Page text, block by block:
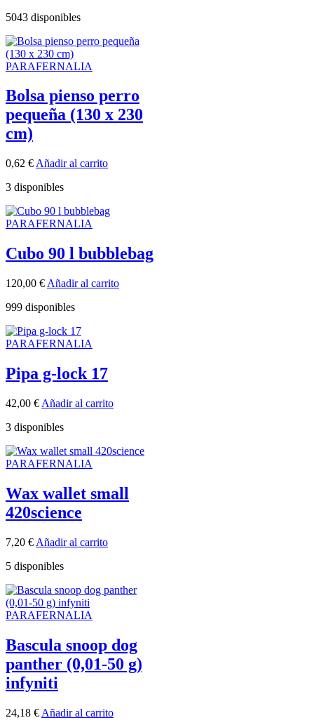
5043 disponibles
PARAFERNALIA
Bolsa pienso perro
pequeña (130 x 230
cm)
0,62 € Añadir al carrito
3 disponibles
PARAFERNALIA
Cubo 90 l bubblebag
120,00 € Añadir al carrito
999 disponibles
PARAFERNALIA
Pipa g-lock 17
42,00 € Añadir al carrito
3 disponibles
PARAFERNALIA
Wax wallet small
420science
7,20 € Añadir al carrito
5 disponibles
PARAFERNALIA
Bascula snoop dog
panther (0,01-50 g)
infyniti
24,18 € Añadir al carrito